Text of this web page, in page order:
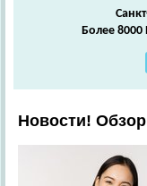
Более 8000
Новости!